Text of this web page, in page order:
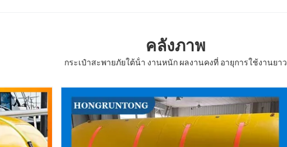
คลังภาพ
กระเป๋าสะพายภัยใต้น้ํา งานหนัก ผลงานคงที่ อายุการใช้งานยาว